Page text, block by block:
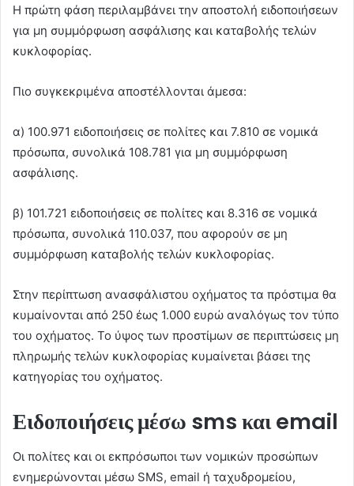
Η πρώτη φάση περιλαμβάνει την αποστολή ειδοποιήσεων
για μη συμμόρφωση ασφάλισης και καταβολής τελών
κυκλοφορίας.
Πιο συγκεκριμένα αποστέλλονται άμεσα:
α) 100.971 ειδοποιήσεις σε πολίτες και 7.810 σε νομικά
πρόσωπα, συνολικά 108.781 για μη συμμόρφωση
ασφάλισης.
β) 101.721 ειδοποιήσεις σε πολίτες και 8.316 σε νομικά
πρόσωπα, συνολικά 110.037, που αφορούν σε μη
συμμόρφωση καταβολής τελών κυκλοφορίας.
Στην περίπτωση ανασφάλιστου οχήματος τα πρόστιμα θα
κυμαίνονται από 250 έως 1.000 ευρώ αναλόγως τον τύπο
του οχήματος. Το ύψος των προστίμων σε περιπτώσεις μη
πληρωμής τελών κυκλοφορίας κυμαίνεται βάσει της
κατηγορίας του οχήματος.
Ειδοποιήσεις μέσω sms και email
Οι πολίτες και οι εκπρόσωποι των νομικών προσώπων
ενημερώνονται μέσω SMS, email ή ταχυδρομείου,